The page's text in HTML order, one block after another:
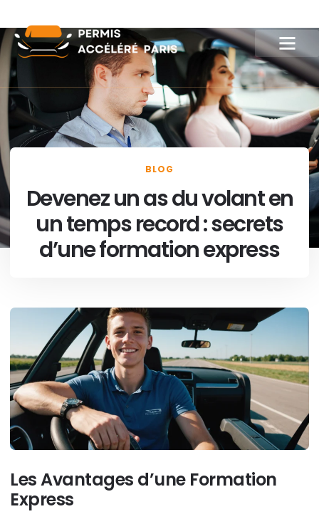
BLOG
Devenez un as du volant en
un temps record : secrets
d’une formation express
Les Avantages d’une Formation
Express